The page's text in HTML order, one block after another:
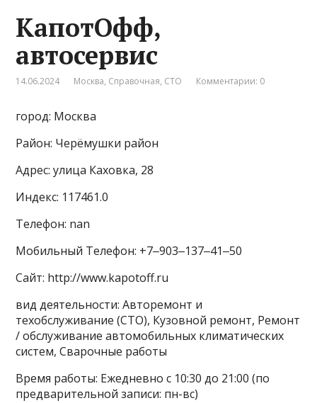
КапотОфф,
автосервис
14.06.2024 Москва, Справочная, СТО Комментарии: 0
город: Москва
Район: Черёмушки район
Адрес: улица Каховка, 28
Индекс: 117461.0
Телефон: nan
Мобильный Телефон: +7‒903‒137‒41‒50
Сайт: http://www.kapotoff.ru
вид деятельности: Авторемонт и
техобслуживание (СТО), Кузовной ремонт, Ремонт
/ обслуживание автомобильных климатических
систем, Сварочные работы
Время работы: Ежедневно с 10:30 до 21:00 (по
предварительной записи: пн-вс)